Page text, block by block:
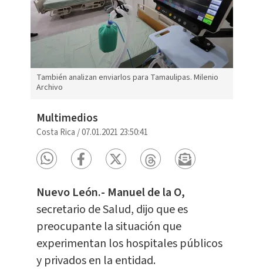
También analizan enviarlos para Tamaulipas. Milenio
Archivo
Multimedios
Costa Rica /07.01.2021 23:50:41
Nuevo León.- Manuel de la O,
secretario de Salud, dijo que es
preocupante la situación que
experimentan los hospitales públicos
y privados en la entidad.